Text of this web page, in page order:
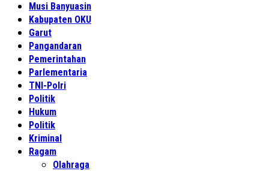
Musi Banyuasin
Kabupaten OKU
Garut
Pangandaran
Pemerintahan
Parlementaria
TNI-Polri
Politik
Hukum
Politik
Kriminal
Ragam
Olahraga